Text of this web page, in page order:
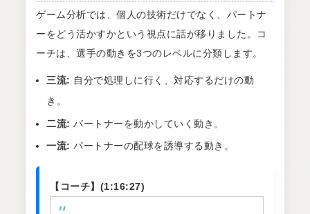
ゲーム分析では、個人の技術だけでなく、パートナ
ーをどう活かすかという視点に話が移りました。コ
ーチは、選手の動きを3つのレベルに分類します。
三流: 自分で処理しに行く、対応するだけの動
き。
二流: パートナーを動かしていく動き。
一流: パートナーの配球を誘導する動き。
【コーチ】(1:16:27)